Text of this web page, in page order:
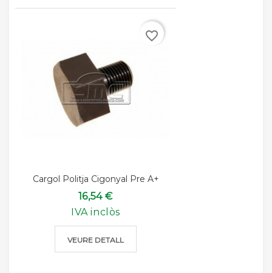
Cargol Politja Cigonyal Pre A+
16,54 €
IVA inclòs
VEURE DETALL
favorite_border